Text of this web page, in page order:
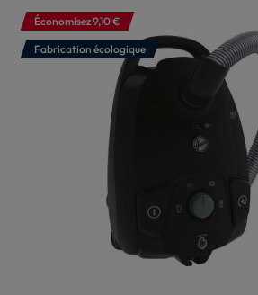
Économisez 9,10 €
Fabrication écologique